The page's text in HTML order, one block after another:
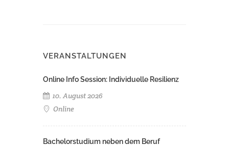
VERANSTALTUNGEN
Online Info Session: Individuelle Resilienz
10. August 2026
Online
Bachelorstudium neben dem Beruf